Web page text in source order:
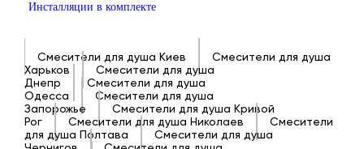
Инсталляции в комплекте
Смесители для душа Киев
Смесители для душа
Харьков
Смесители для душа
Днепр
Смесители для душа
Одесса
Смесители для душа
Запорожье
Смесители для душа Кривой
Рог
Смесители для душа Николаев
Смесители
для душа Полтава
Смесители для душа